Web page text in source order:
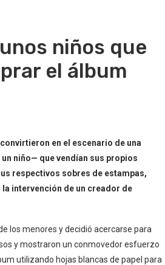
niños que
el álbum
en el escenario de una
niño— que vendían sus propios
respectivos sobres de estampas,
intervención de un creador de
los menores y decidió acercarse para
y mostraron un conmovedor esfuerzo
utilizando hojas blancas de papel para